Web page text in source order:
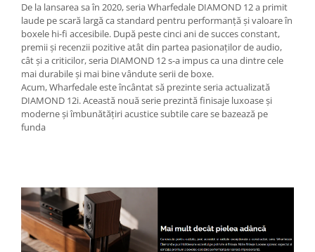
De la lansarea sa în 2020, seria Wharfedale DIAMOND 12 a primit
laude pe scară largă ca standard pentru performanță și valoare în
boxele hi-fi accesibile. După peste cinci ani de succes constant,
premii și recenzii pozitive atât din partea pasionaților de audio,
cât și a criticilor, seria DIAMOND 12 s-a impus ca una dintre cele
mai durabile și mai bine vândute serii de boxe.
Acum, Wharfedale este încântat să prezinte seria actualizată
DIAMOND 12i. Această nouă serie prezintă finisaje luxoase și
moderne și îmbunătățiri acustice subtile care se bazează pe
funda